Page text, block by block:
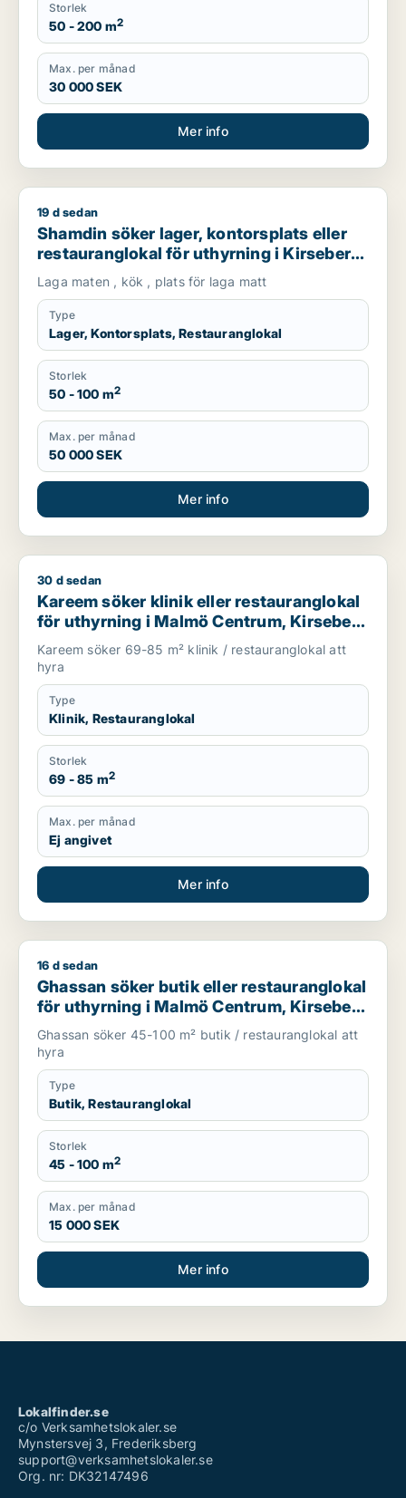
Storlek
50 - 200 m2
Max. per månad
30 000 SEK
Mer info
Shamdin söker lager, kontorsplats eller restauranglokal för
19 d sedan
Shamdin söker lager, kontorsplats eller
restauranglokal för uthyrning i Kirseberg,
Husie eller Fosie m.fl.
Laga maten , kök , plats för laga matt
Type
Lager, Kontorsplats, Restauranglokal
Storlek
50 - 100 m2
Max. per månad
50 000 SEK
Mer info
Kareem söker klinik eller restauranglokal för uthyrning i
30 d sedan
Kareem söker klinik eller restauranglokal
för uthyrning i Malmö Centrum, Kirseberg
eller Husie m.fl.
Kareem söker 69-85 m² klinik / restauranglokal att
hyra
Type
Klinik, Restauranglokal
Storlek
69 - 85 m2
Max. per månad
Ej angivet
Mer info
Ghassan söker butik eller restauranglokal för uthyrning i
16 d sedan
Ghassan söker butik eller restauranglokal
för uthyrning i Malmö Centrum, Kirseberg
eller Husie m.fl.
Ghassan söker 45-100 m² butik / restauranglokal att
hyra
Type
Butik, Restauranglokal
Storlek
45 - 100 m2
Max. per månad
15 000 SEK
Mer info
Lokalfinder.se
c/o Verksamhetslokaler.se
Mynstersvej 3, Frederiksberg
support@verksamhetslokaler.se
Org. nr: DK32147496